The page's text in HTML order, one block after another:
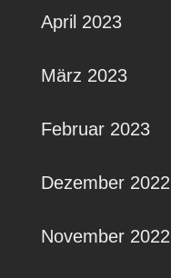
April 2023
März 2023
Februar 2023
Dezember 2022
November 2022